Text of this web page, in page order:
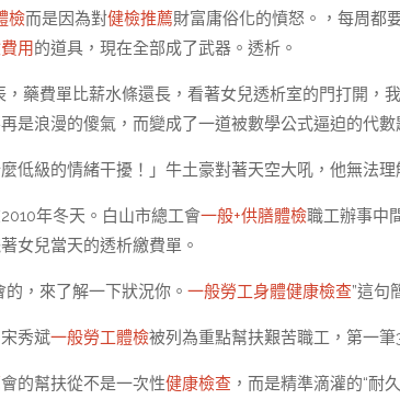
檢而是因為對健檢推薦財富庸俗化的憤怒。，每周都
用的道具，現在全部成了武器。透析。
，藥費單比薪水條還長，看著女兒透析室的門打開，
是浪漫的傻氣，而變成了一道被數學公式逼迫的代數
麼低級的情緒干擾！」牛土豪對著天空大吼，他無法
年冬天。白山市總工會一般+供膳體檢職工辦事中
女兒當天的透析繳費單。
的，來了解一下狀況你。 一般勞工身體健康檢查”這句
秀斌一般勞工體檢被列為重點幫扶艱苦職工，第一
會的幫扶從不是一次性健康檢查 ，而是精準滴灌的“耐久